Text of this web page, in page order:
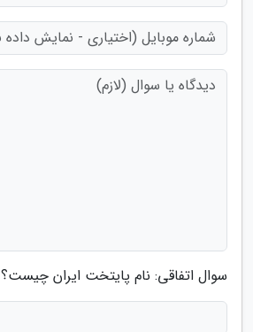
سوال اتفاقی: نام پایتخت ایران چیست؟